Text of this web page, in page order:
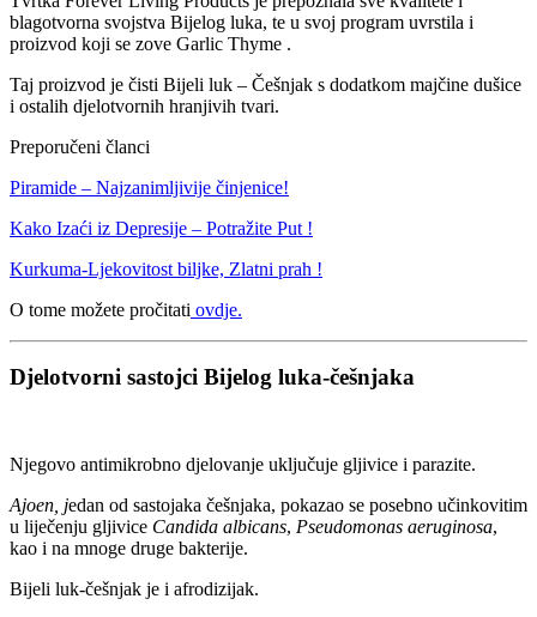
blagotvorna svojstva Bijelog luka, te u svoj program uvrstila i
proizvod koji se zove Garlic Thyme .
Taj proizvod je čisti Bijeli luk – Češnjak s dodatkom majčine dušice
i ostalih djelotvornih hranjivih tvari.
Preporučeni članci
Piramide – Najzanimljivije činjenice!
Kako Izaći iz Depresije – Potražite Put !
Kurkuma-Ljekovitost biljke, Zlatni prah !
O tome možete pročitati ovdje.
Djelotvorni sastojci Bijelog luka-češnjaka
Njegovo antimikrobno djelovanje uključuje gljivice i parazite.
Ajoen, jedan od sastojaka češnjaka, pokazao se posebno učinkovitim
u liječenju gljivice Candida albicans, Pseudomonas aeruginosa,
kao i na mnoge druge bakterije.
Bijeli luk-češnjak je i afrodizijak.